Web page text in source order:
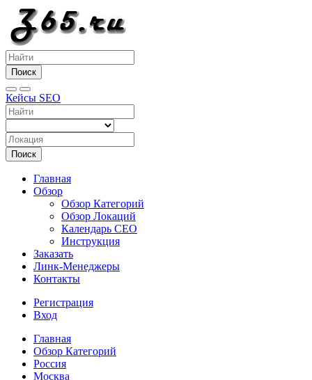
Поиск
Кейсы SEO
Поиск
Главная
Обзор
Обзор Категорий
Обзор Локаций
Календарь СЕО
Инструкция
Заказать
Линк-Менеджеры
Контакты
Регистрация
Вход
Главная
Обзор Категорий
Россия
Москва